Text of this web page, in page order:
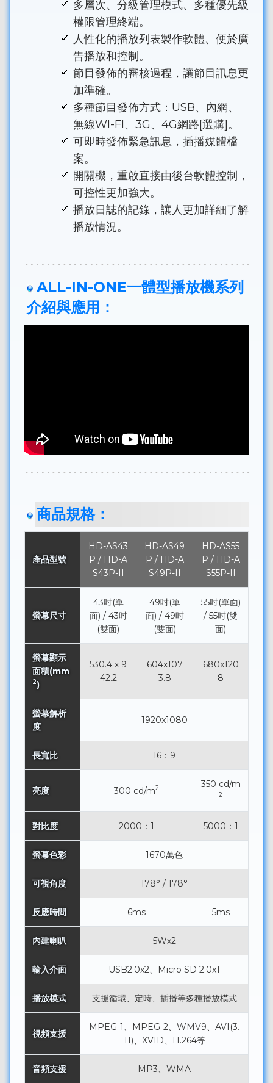
多層次、分級管理模式、多種優先級
權限管理終端。
人性化的播放列表製作軟體、便於廣
告播放和控制。
節目發佈的審核過程，讓節目訊息更
加準確。
多種節目發佈方式：USB、內網、
無線WI-FI、3G、4G網路[選購]。
可即時發佈緊急訊息，插播媒體檔
案。
開關機，重啟直接由後台軟體控制，
可控性更加強大。
播放日誌的記錄，讓人更加詳細了解
播放情況。
ALL-IN-ONE一體型播放機系列
介紹與應用：
商品規格：
產品型號
HD-AS43
P / HD-A
S43P-II
HD-AS49
P / HD-A
S49P-II
HD-AS55
P / HD-A
S55P-II
螢幕尺寸
43吋(單
面) / 43吋
(雙面)
49吋(單
面) / 49吋
(雙面)
55吋(單面)
/ 55吋(雙
面)
螢幕顯示
面積(mm
2)
530.4 x 9
42.2
604x107
3.8
680x120
8
螢幕解析
度
1920x1080
長寬比 16：9
亮度 300 cd/m2 350 cd/m
2
對比度 2000：1 5000：1
螢幕色彩 1670萬色
可視角度 178° / 178°
反應時間 6ms 5ms
內建喇叭 5Wx2
輸入介面 USB2.0x2、Micro SD 2.0x1
播放模式 支援循環、定時、插播等多種播放模式
視頻支援
MPEG-1、MPEG-2、WMV9、AVI(3.
11)、XVID、H.264等
音頻支援 MP3、WMA